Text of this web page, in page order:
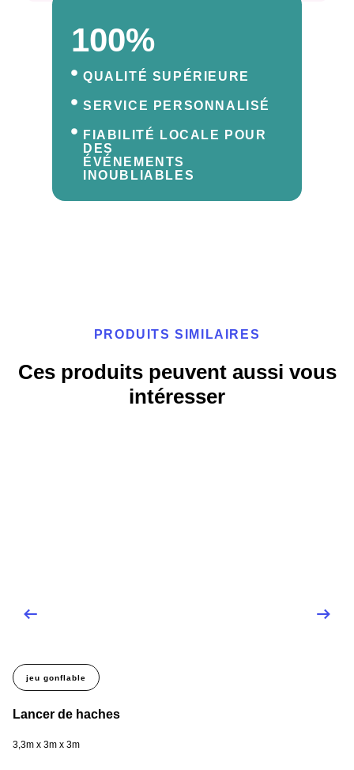
100%
QUALITÉ SUPÉRIEURE
SERVICE PERSONNALISÉ
FIABILITÉ LOCALE POUR
DES
ÉVÉNEMENTS
INOUBLIABLES
PRODUITS SIMILAIRES
Ces produits peuvent aussi vous
intéresser
jeu gonflable
Lancer de haches
3,3m x 3m x 3m